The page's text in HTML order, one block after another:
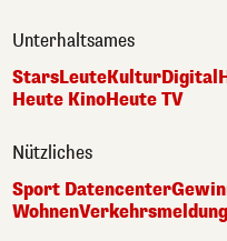
Unterhaltsames
StarsLeuteKulturDigital
Heute KinoHeute TV
Nützliches
Sport Datencenter
Wohnen